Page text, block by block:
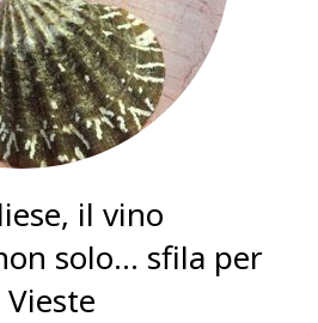
il vino
solo… sfila per